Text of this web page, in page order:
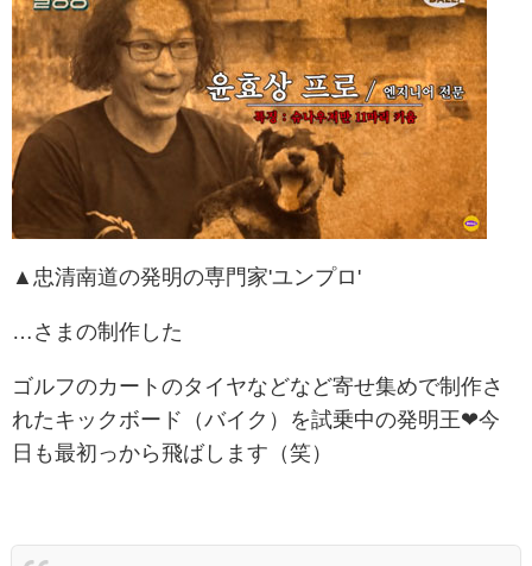
▲忠清南道の発明の専門家'ユンプロ'
…さまの制作した
ゴルフのカートのタイヤなどなど寄せ集めで制作さ
れたキックボード（バイク）を試乗中の発明王❤今
日も最初っから飛ばします（笑）